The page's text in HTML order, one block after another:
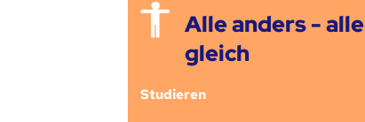
Alle anders - alle
gleich
Studieren